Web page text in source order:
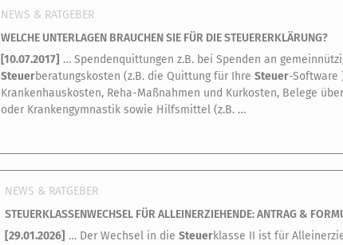
NEWS & RATGEBER
WELCHE UNTERLAGEN BRAUCHEN SIE FÜR DIE STEUERERKLÄRUNG?
[10.07.2017] … Spendenquittungen z.B. bei Spenden an
Steuerberatungskosten (z.B. die Quittung für Ihre Steuer-Software
Krankenhauskosten, Reha-Maßnahmen und Kurkosten, Belege
oder Krankengymnastik sowie Hilfsmittel (z.B. …
NEWS & RATGEBER
STEUERKLASSENWECHSEL FÜR ALLEINERZIEHENDE: ANTRAG &
[29.01.2026] … Der Wechsel in die Steuerklasse II ist für